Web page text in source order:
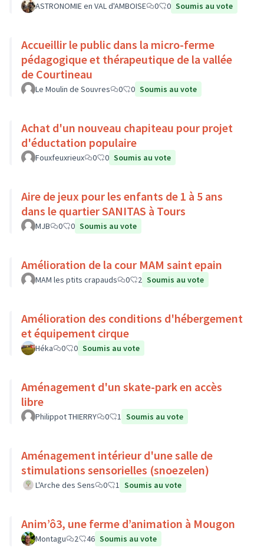
ASTRONOMIE en VAL d'AMBOISE 0 0 Soumis au vote
Accueillir le public dans la micro-ferme
pédagogique et thérapeutique de la vallée
de Courtineau
Le Moulin de Souvres 0 0 Soumis au vote
Achat d'un nouveau chapiteau pour projet
d'éductation populaire
Fouxfeuxrieux 0 0 Soumis au vote
Aire de jeux pour les enfants de 1 à 5 ans
dans le quartier SANITAS à Tours
MJB 0 0 Soumis au vote
Amélioration de la cour MAM saint epain
MAM les ptits crapauds 0 2 Soumis au vote
Amélioration des conditions d'hébergement
et équipement cirque
Héka 0 0 Soumis au vote
Aménagement d'un skate-park en accès
libre
Philippot THIERRY 0 1 Soumis au vote
Aménagement intérieur d'une salle de
stimulations sensorielles (snoezelen)
L'Arche des Sens 0 1 Soumis au vote
Anim’ô3, une ferme d’animation à Mougon
Montagu 2 46 Soumis au vote